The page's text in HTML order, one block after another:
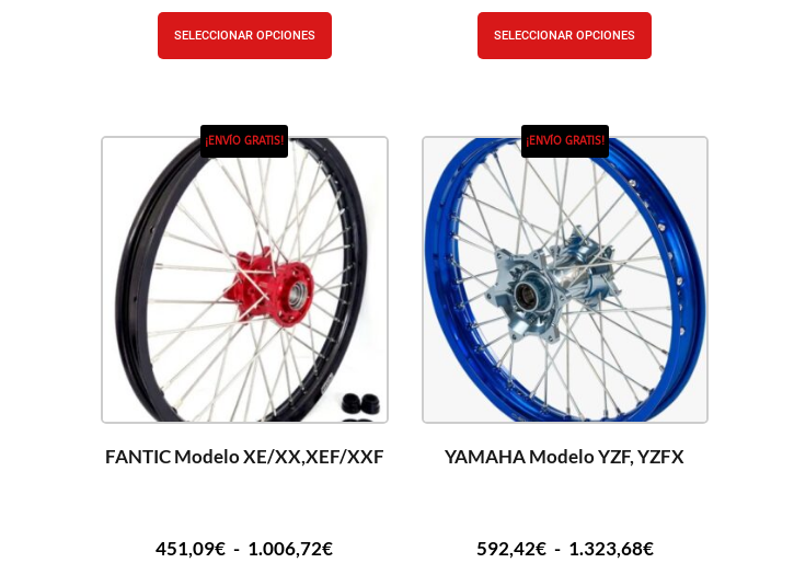
SELECCIONAR OPCIONES SELECCIONAR OPCIONES
¡ENVÍO GRATIS!
FANTIC Modelo XE/XX,XEF/XXF
451,09€ - 1.006,72€
¡ENVÍO GRATIS!
YAMAHA Modelo YZF, YZFX
592,42€ - 1.323,68€